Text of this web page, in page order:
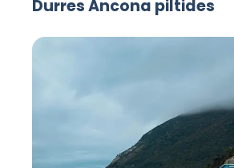
Durres Ancona piltides